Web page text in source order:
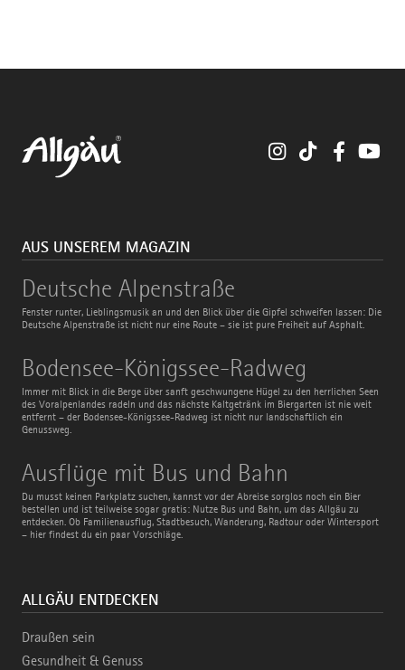
InstagramTikTok
AUS UNSEREM MAGAZIN
Deutsche Alpenstraße
Fenster runter, Lieblingsmusik an und den Blick über die Gipfel schweifen lassen: Die
Deutsche Alpenstraße ist nicht nur eine Route – sie ist pure Freiheit auf Asphalt.
Deutsche
Alpenstraße
Bodensee-Königssee-Radweg
Immer mit Blick in die Berge über sanft geschwungene Hügel zu den herrlichen Seen
des Voralpenlandes radeln und das nächste Kaltgetränk im Biergarten ist nie weit
entfernt – der Bodensee-Königssee-Radweg ist nicht nur landschaftlich ein
Genussweg.
Bodensee-
Königssee-
Radweg
Ausflüge mit Bus und Bahn
Du musst keinen Parkplatz suchen, kannst vor der Abreise sorglos noch ein Bier
bestellen und ist teilweise sogar gratis: Nutze Bus und Bahn, um das Allgäu zu
entdecken. Ob Familienausflug, Stadtbesuch, Wanderung, Radtour oder Wintersport
– hier findest du ein paar Vorschläge.
Ausflüge
mit
Bus
und
Bahn
ALLGÄU ENTDECKEN
Draußen sein
Gesundheit & Genuss